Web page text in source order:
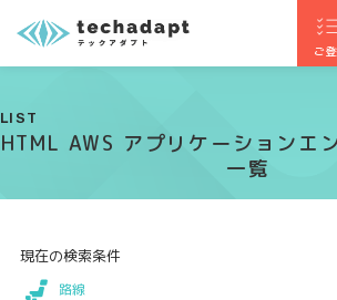
ご
LIST
HTML AWS アプリケーションエ
一覧
現在の検索条件
路線